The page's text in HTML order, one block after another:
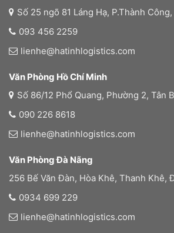
Số 25 ngõ 81 Láng Hạ, P.Thành
093 456 2259
lienhe@hatinhlogistics.com
Văn Phòng Hồ Chí Minh
Số 86/12 Phổ Quang, Phường 2, Tân
090 226 8618
lienhe@hatinhlogistics.com
Văn Phòng Đà Nãng
256 Bế Văn Đàn, Hòa Khê, Thanh Khê,
0934 699 229
lienhe@hatinhlogistics.com